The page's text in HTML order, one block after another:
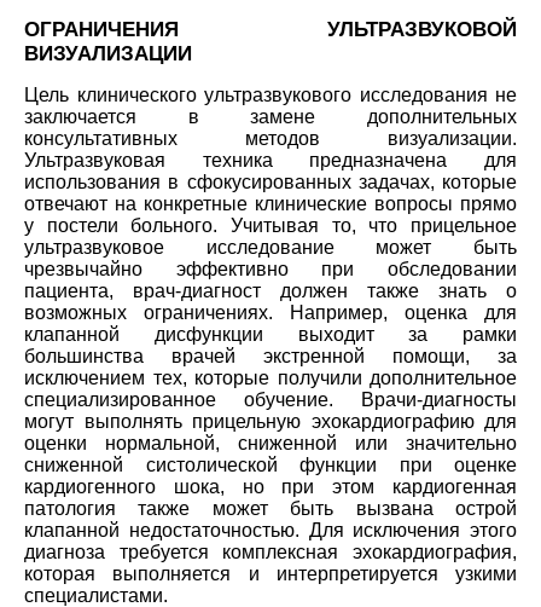
ОГРАНИЧЕНИЯ УЛЬТРАЗВУКОВОЙ
ВИЗУАЛИЗАЦИИ
Цель клинического ультразвукового исследования не
заключается в замене дополнительных
консультативных методов визуализации.
Ультразвуковая техника предназначена для
использования в сфокусированных задачах, которые
отвечают на конкретные клинические вопросы прямо
у постели больного. Учитывая то, что прицельное
ультразвуковое исследование может быть
чрезвычайно эффективно при обследовании
пациента, врач-диагност должен также знать о
возможных ограничениях. Например, оценка для
клапанной дисфункции выходит за рамки
большинства врачей экстренной помощи, за
исключением тех, которые получили дополнительное
специализированное обучение. Врачи-диагносты
могут выполнять прицельную эхокардиографию для
оценки нормальной, сниженной или значительно
сниженной систолической функции при оценке
кардиогенного шока, но при этом кардиогенная
патология также может быть вызвана острой
клапанной недостаточностью. Для исключения этого
диагноза требуется комплексная эхокардиография,
которая выполняется и интерпретируется узкими
специалистами.